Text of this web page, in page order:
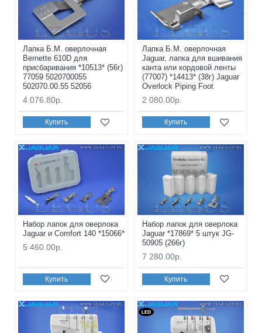
Лапка Б.М. оверлочная
Bernette 610D для
присбаривания *10513* (56г)
77059 5020700055
502070.00.55 52056
4 076.80р.
Купить
Лапка Б.М. оверлочная
Jaguar, лапка для вшивания
канта или кордовой ленты
(77007) *14413* (38г) Jaguar
Overlock Piping Foot
2 080.00р.
Купить
Набор лапок для оверлока
Jaguar и Comfort 140 *15066*
5 460.00р.
Купить
Набор лапок для оверлока
Jaguar *17869* 5 штук JG-
50905 (266г)
7 280.00р.
Купить